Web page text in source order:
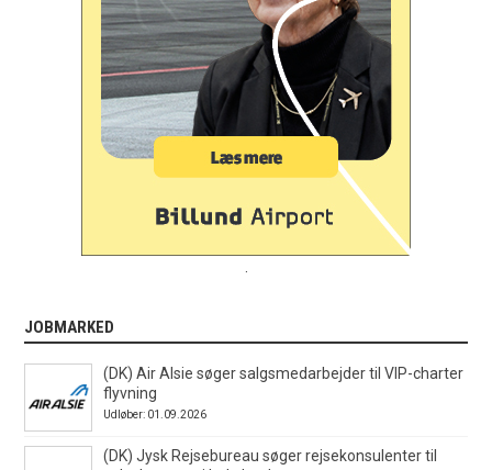
JOBMARKED
(DK) Air Alsie søger salgsmedarbejder til VIP-charter
flyvning
Udløber: 01.09.2026
(DK) Jysk Rejsebureau søger rejsekonsulenter til